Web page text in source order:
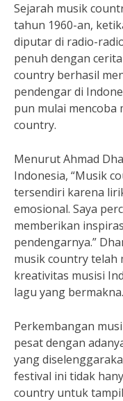
Sejarah musik
tahun 1960-an,
diputar di radio-
penuh dengan
country berhasil
pendengar di
pun mulai mencoba
country.
Menurut Ahmad
Indonesia, “Musik
tersendiri karena
emosional. Saya
memberikan
pendengarnya.”
musik country telah
kreativitas musisi
lagu yang bermakna.
Perkembangan
pesat dengan
yang
festival ini tidak
country untuk